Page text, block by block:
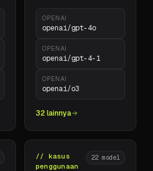
OPENAI
openai/gpt-4o
OPENAI
openai/gpt-4-1
OPENAI
openai/o3
32 lainnya
// kasus
penggunaan
22 model